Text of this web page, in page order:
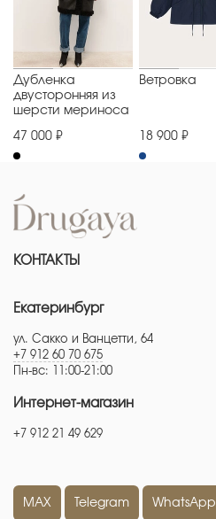
Дубленка
двусторонняя из
шерсти мериноса
47 000 ₽
Ветровка
18 900 ₽
КОНТАКТЫ
Екатеринбург
ул. Сакко и Ванцетти, 64
+7 912 60 70 675
Пн-вс: 11:00-21:00
Интернет-магазин
+7 912 21 49 629
MAX Telegram WhatsApp